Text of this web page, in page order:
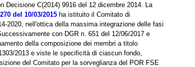
Decisione C(2014) 9916 del 12 dicembre 2014. La
del 10/03/2015 ha istituito il Comitato di
2020, nell'ottica della massima integrazione delle fasi
con DGR n. 651 del 12/06/2017 e
della composizione dei membri a titolo
2013 e viste le specificità di ciascun fondo,
del Comitato per la sorveglianza del POR FSE